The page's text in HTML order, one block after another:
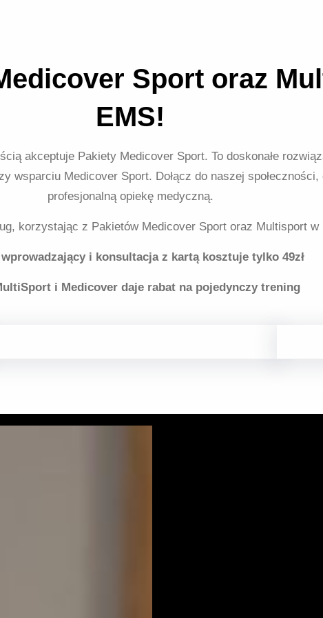
Sport oraz
EMS!
akceptuje Pakiety Medicover Sport. To doskonałe
wsparciu Medicover Sport. Dołącz do naszej
profesjonalną opiekę medyczną.
korzystając z Pakietów Medicover Sport oraz Multisport w
i konsultacja z kartą kosztuje tylko 49zł
i Medicover daje rabat na pojedynczy trening